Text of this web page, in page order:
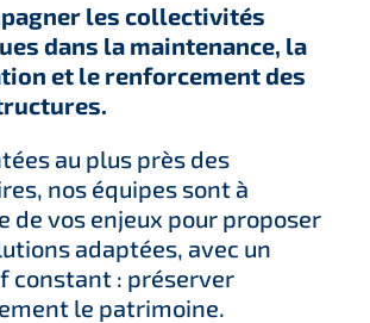
les collectivités
dans la maintenance, la
et le renforcement des
au plus près des
nos équipes sont à
de vos enjeux pour proposer
adaptées, avec un
constant : préserver
le patrimoine.